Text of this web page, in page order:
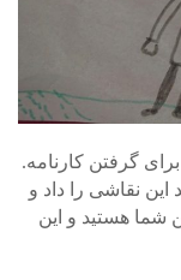
برای گرفتن کارنامه.
این نقاشی را داد و
شما هستید و این